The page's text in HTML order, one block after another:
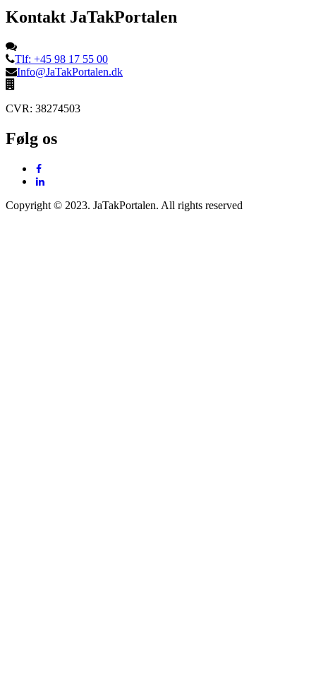
Kontakt JaTakPortalen
Tlf: +45 98 17 55 00
Info@JaTakPortalen.dk
CVR: 38274503
Følg os
Copyright © 2023. JaTakPortalen. All rights reserved